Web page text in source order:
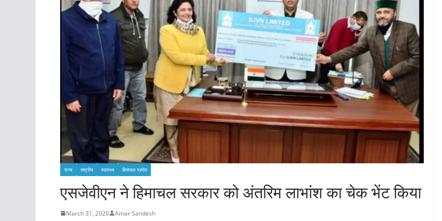
राज्य राष्ट्रीय स्वास्थ्य हिमाचल प्रदेश
एसजेवीएन ने हिमाचल सरकार को अंतरिम लाभांश का चेक भेंट किया
March 31, 2020 Amar Sandesh